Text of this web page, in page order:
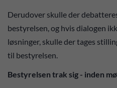
Derudover skulle der
bestyrelsen, og hvis dialogen
løsninger, skulle der tages
til bestyrelsen.
Bestyrelsen trak sig - inden